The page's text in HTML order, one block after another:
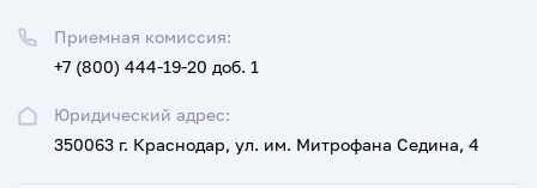
Юридический адрес:
350063 г. Краснодар, ул. им. Митрофана Седина, 4
Приемная комиссия:
+7 (800) 444-19-20 доб. 1